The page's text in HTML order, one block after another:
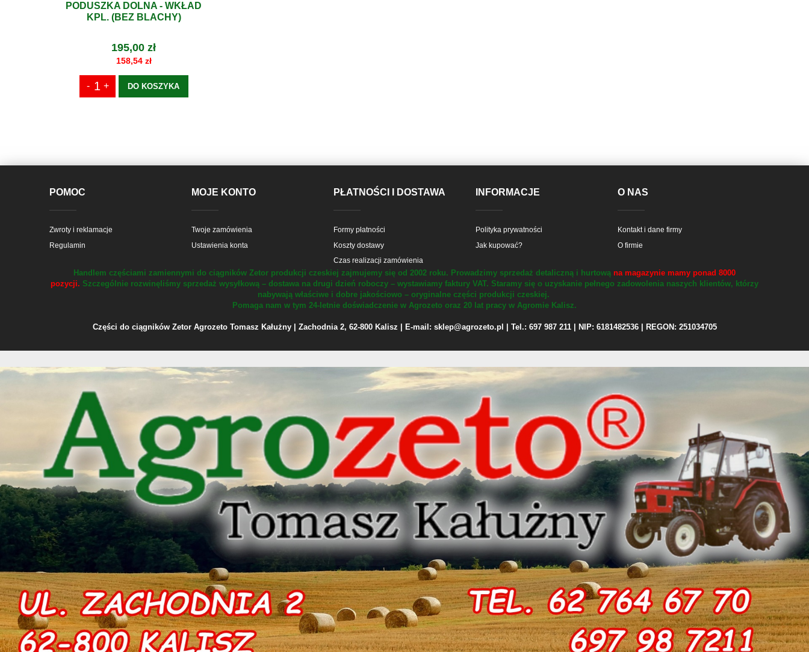
PODUSZKA DOLNA - WKŁAD
KPL. (BEZ BLACHY)
195,00 zł
158,54 zł
DO KOSZYKA
POMOC
Zwroty i reklamacje
Regulamin
MOJE KONTO
Twoje zamówienia
Ustawienia konta
PŁATNOŚCI I DOSTAWA
Formy płatności
Koszty dostawy
Czas realizacji zamówienia
INFORMACJE
Polityka prywatności
Jak kupować?
O NAS
Kontakt i dane firmy
O firmie
Handlem częściami zamiennymi do ciągników Zetor produkcji czeskiej zajmujemy się od 2002 roku. Prowadzimy sprzedaż detaliczną i hurtową na magazynie mamy ponad 8000
pozycji. Szczególnie rozwinęliśmy sprzedaż wysyłkową – dostawa na drugi dzień roboczy – wystawiamy faktury VAT. Staramy się o uzyskanie pełnego zadowolenia naszych klientów, którzy
nabywają właściwe i dobre jakościowo – oryginalne części produkcji czeskiej.
Pomaga nam w tym 24-letnie doświadczenie w Agrozeto oraz 20 lat pracy w Agromie Kalisz.
Części do ciągników Zetor Agrozeto Tomasz Kałużny | Zachodnia 2, 62-800 Kalisz | E-mail: sklep@agrozeto.pl | Tel.: 697 987 211 | NIP: 6181482536 | REGON: 251034705